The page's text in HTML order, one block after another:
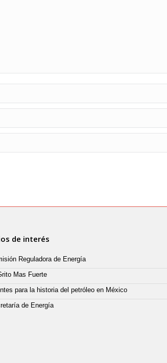
de interés
Reguladora de Energía
Mas Fuerte
para la historia del petróleo en México
de Energía